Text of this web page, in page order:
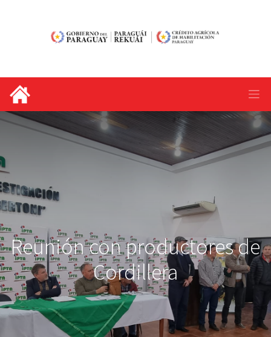
Reunión con productores de
Cordillera